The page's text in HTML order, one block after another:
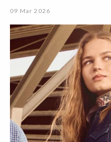
09 Mar 2026